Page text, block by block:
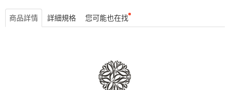
商品詳情 詳細規格 您可能也在找